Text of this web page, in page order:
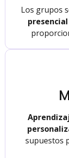
Los grupos
supuestos